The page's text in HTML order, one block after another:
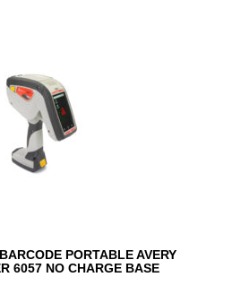
PORTABLE AVERY
6057 NO CHARGE BASE